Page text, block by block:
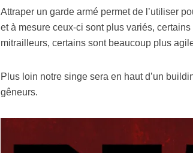
Attraper un garde armé permet de l’utiliser
et à mesure ceux-ci sont plus variés, certains
mitrailleurs, certains sont beaucoup plus
Plus loin notre singe sera en haut d’un
gêneurs.